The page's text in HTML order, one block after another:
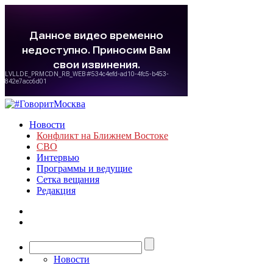
Новости
Конфликт на Ближнем Востоке
СВО
Интервью
Программы и ведущие
Сетка вещания
Редакция
Новости